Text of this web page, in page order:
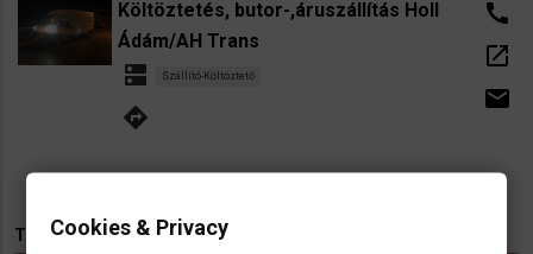
Költöztetés, butor-,áruszállítás Holl
Ádám/AH Trans
dns Szállító-Költöztető
directions
call
open_in_new
email
TÉMÁKCookies & Privacy